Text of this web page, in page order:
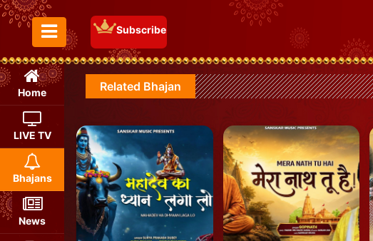
Toggle Menu
Subscribe
Home
LIVE TV
Bhajans
News
Related Bhajan